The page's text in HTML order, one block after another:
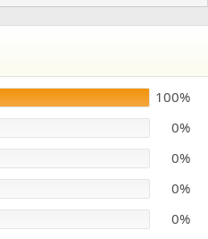
100%
0%
0%
0%
0%